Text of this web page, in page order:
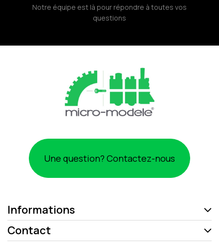
Notre équipe est là pour répondre à toutes vos
questions
Une question? Contactez-nous
Informations
Contact